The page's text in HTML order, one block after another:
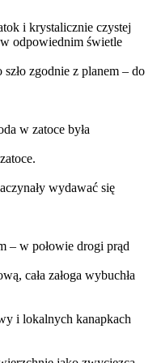
i krystalicznie czystej
odpowiednim świetle
zgodnie z planem – do
w zatoce była
wydawać się
– w połowie drogi prąd
cała załoga wybuchła
i lokalnych kanapkach